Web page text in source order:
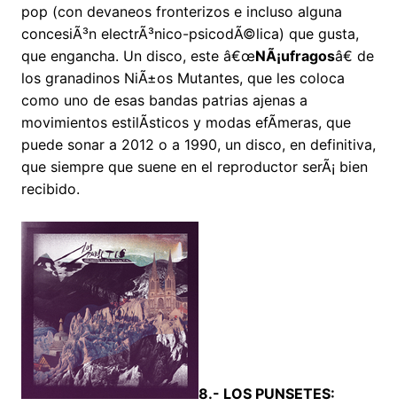
pop (con devaneos fronterizos e incluso alguna
concesiÃ³n electrÃ³nico-psicodÃ©lica) que gusta,
que engancha. Un disco, este â€œNÃ¡ufragosâ€ de
los granadinos NiÃ±os Mutantes, que les coloca
como uno de esas bandas patrias ajenas a
movimientos estilÃ­sticos y modas efÃ­meras, que
puede sonar a 2012 o a 1990, un disco, en definitiva,
que siempre que suene en el reproductor serÃ¡ bien
recibido.
8.- LOS PUNSETES: